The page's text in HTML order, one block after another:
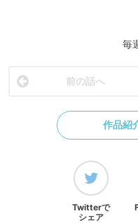
毎
前の話へ
作品紹
Twitterで
シェア